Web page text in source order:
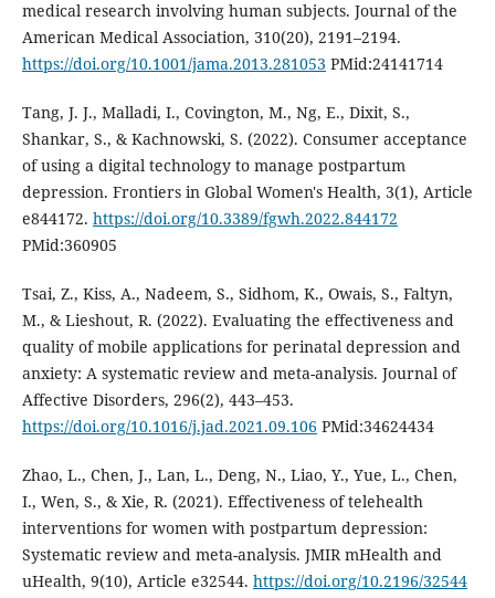
medical research involving human subjects. Journal of the
American Medical Association, 310(20), 2191–2194.
https://doi.org/10.1001/jama.2013.281053 PMid:24141714
Tang, J. J., Malladi, I., Covington, M., Ng, E., Dixit, S.,
Shankar, S., & Kachnowski, S. (2022). Consumer acceptance
of using a digital technology to manage postpartum
depression. Frontiers in Global Women's Health, 3(1), Article
e844172. https://doi.org/10.3389/fgwh.2022.844172
PMid:360905
Tsai, Z., Kiss, A., Nadeem, S., Sidhom, K., Owais, S., Faltyn,
M., & Lieshout, R. (2022). Evaluating the effectiveness and
quality of mobile applications for perinatal depression and
anxiety: A systematic review and meta-analysis. Journal of
Affective Disorders, 296(2), 443–453.
https://doi.org/10.1016/j.jad.2021.09.106 PMid:34624434
Zhao, L., Chen, J., Lan, L., Deng, N., Liao, Y., Yue, L., Chen,
I., Wen, S., & Xie, R. (2021). Effectiveness of telehealth
interventions for women with postpartum depression:
Systematic review and meta-analysis. JMIR mHealth and
uHealth, 9(10), Article e32544. https://doi.org/10.2196/32544